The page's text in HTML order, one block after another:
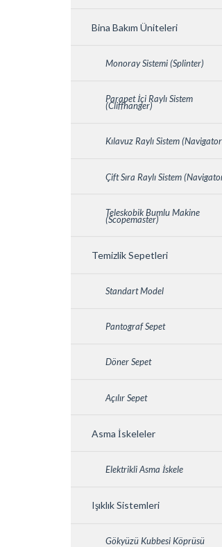
Bina Bakım Üniteleri
Monoray Sistemi (Splinter)
Parapet İçi Raylı Sistem
(Cliffhanger)
Kılavuz Raylı Sistem
Çift Sıra Raylı Sistem
Teleskobik Bumlu Makine
(Scopemaster)
Temizlik Sepetleri
Standart Model
Pantograf Sepet
Döner Sepet
Açılır Sepet
Asma İskeleler
Elektrikli Asma İskele
Işıklık Sistemleri
Gökyüzü Kubbesi Köprüsü